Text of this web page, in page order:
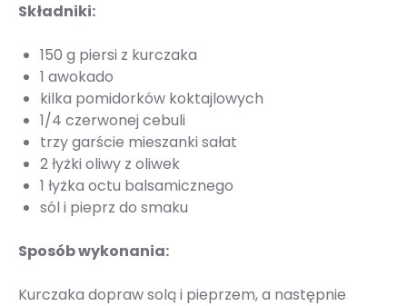
Składniki:
150 g piersi z kurczaka
1 awokado
kilka pomidorków koktajlowych
1/4 czerwonej cebuli
trzy garście mieszanki sałat
2 łyżki oliwy z oliwek
1 łyżka octu balsamicznego
sól i pieprz do smaku
Sposób wykonania:
Kurczaka dopraw solą i pieprzem, a następnie